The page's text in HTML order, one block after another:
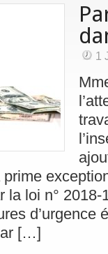
1
la loi n°
d’urgence
[…]